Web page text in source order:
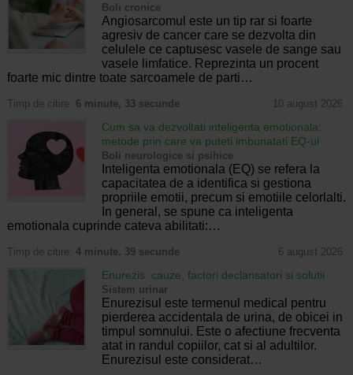
Boli cronice
Angiosarcomul este un tip rar si foarte
agresiv de cancer care se dezvolta din
celulele ce captusesc vasele de sange sau
vasele limfatice. Reprezinta un procent
foarte mic dintre toate sarcoamele de parti…
Timp de citire: 6 minute, 33 secunde 10 august 2026
Cum sa va dezvoltati inteligenta emotionala:
metode prin care va puteti imbunatati EQ-ul
Boli neurologice si psihice
Inteligenta emotionala (EQ) se refera la
capacitatea de a identifica si gestiona
propriile emotii, precum si emotiile celorlalti.
In general, se spune ca inteligenta
emotionala cuprinde cateva abilitati:…
Timp de citire: 4 minute, 39 secunde 6 august 2026
Enurezis: cauze, factori declansatori si solutii
Sistem urinar
Enurezisul este termenul medical pentru
pierderea accidentala de urina, de obicei in
timpul somnului. Este o afectiune frecventa
atat in randul copiilor, cat si al adultilor.
Enurezisul este considerat…